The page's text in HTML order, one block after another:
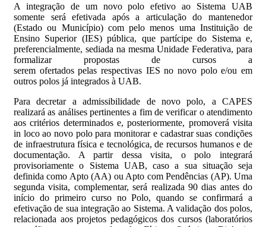
A integração de um novo polo efetivo ao Sistema UAB
somente será efetivada após a articulação do mantenedor
(Estado ou Município) com pelo menos uma Instituição de
Ensino Superior (IES) pública, que partícipe do Sistema e,
preferencialmente, sediada na mesma Unidade Federativa, para
formalizar propostas de cursos a
serem ofertados pelas respectivas IES no novo polo e/ou em
outros polos já integrados à UAB.
Para decretar a admissibilidade de novo polo, a CAPES
realizará as análises pertinentes a fim de verificar o atendimento
aos critérios determinados e, posteriormente, promoverá visita
in loco ao novo polo para monitorar e cadastrar suas condições
de infraestrutura física e tecnológica, de recursos humanos e de
documentação. A partir dessa visita, o polo integrará
provisoriamente o Sistema UAB, caso a sua situação seja
definida como Apto (AA) ou Apto com Pendências (AP). Uma
segunda visita, complementar, será realizada 90 dias antes do
início do primeiro curso no Polo, quando se confirmará a
efetivação de sua integração ao Sistema. A validação dos polos,
relacionada aos projetos pedagógicos dos cursos (laboratórios